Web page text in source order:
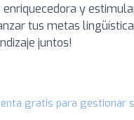
y
tus metas
juntos!
gratis para gestionar